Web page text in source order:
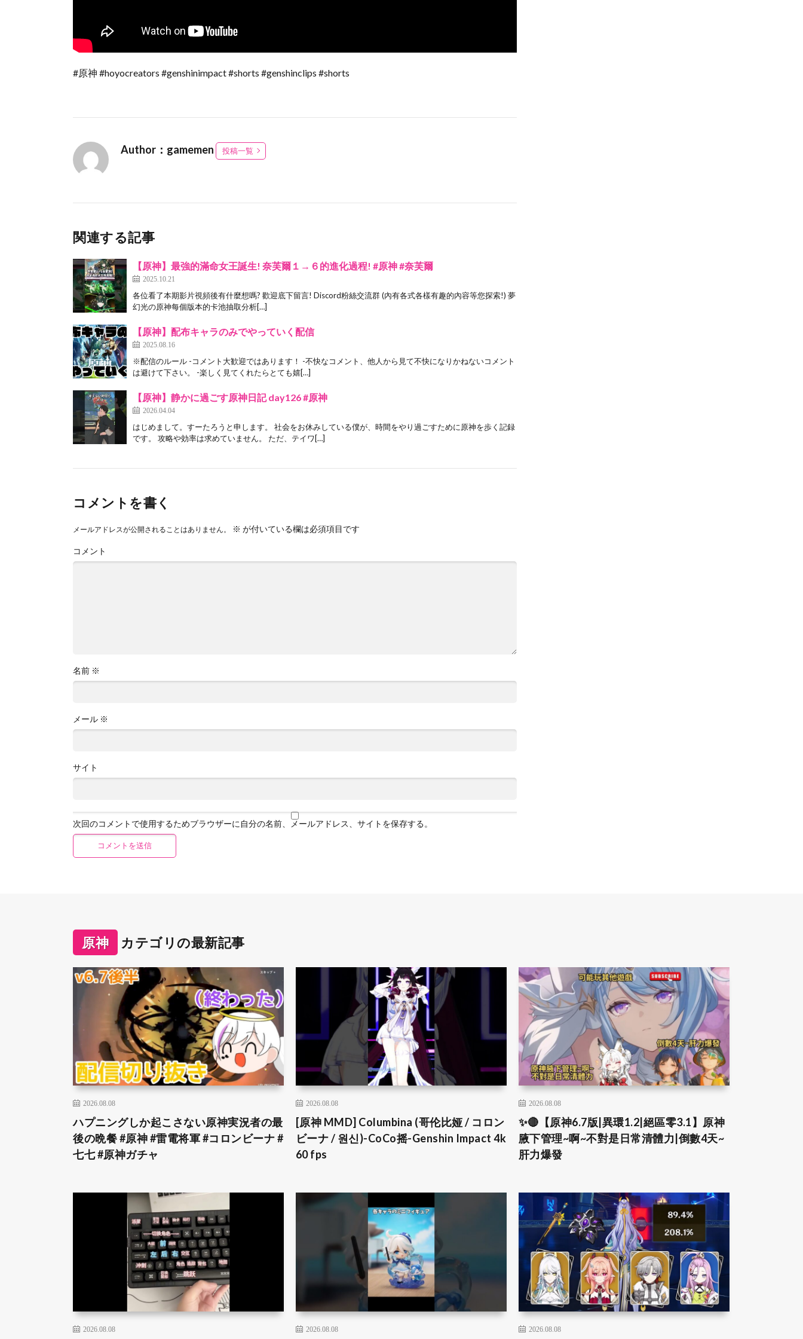
#原神 #hoyocreators #genshinimpact #shorts #genshinclips #shorts
Author：gamemen 投稿一覧
関連する記事
【原神】最強的滿命女王誕生! 奈芙爾１→６的進化過程! #原神 #奈芙爾
2025.10.21
各位看了本期影片視頻後有什麼想嗎? 歡迎底下留言! Discord粉絲交流群 (內有各式各樣有趣的內容等您探索!) 夢
幻光の原神每個版本的卡池抽取分析[…]
【原神】配布キャラのみでやっていく配信
2025.08.16
※配信のルール -コメント大歓迎ではあります！ -不快なコメント、他人から見て不快になりかねないコメント
は避けて下さい。 -楽しく見てくれたらとても嬉[…]
【原神】静かに過ごす原神日記 day126 #原神
2026.04.04
はじめまして。すーたろうと申します。 社会をお休みしている僕が、時間をやり過ごすために原神を歩く記録
です。 攻略や効率は求めていません。 ただ、テイワ[…]
コメントを書く
メールアドレスが公開されることはありません。 ※ が付いている欄は必須項目です
コメント
名前 ※
メール ※
サイト
次回のコメントで使用するためブラウザーに自分の名前、メールアドレス、サイトを保存する。
原神 カテゴリの最新記事
2026.08.08
ハプニングしか起こさない原神実況者の最
後の晩餐 #原神 #雷電将軍 #コロンビーナ #
七七 #原神ガチャ
2026.08.08
[原神 MMD] Columbina (哥伦比娅 / コロン
ビーナ / 원신)-CoCo摇-Genshin Impact 4k
60 fps
2026.08.08
✨🔴【原神6.7版|異環1.2|絕區零3.1】原神
腋下管理~啊~不對是日常清體力|倒數4天~
肝力爆發
2026.08.08 2026.08.08 2026.08.08